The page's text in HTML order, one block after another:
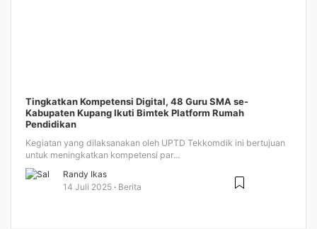
Tingkatkan Kompetensi Digital, 48 Guru SMA se-
Kabupaten Kupang Ikuti Bimtek Platform Rumah
Pendidikan
Kegiatan yang dilaksanakan oleh UPTD Tekkomdik ini bertujuan
untuk meningkatkan kompetensi par...
Randy Ikas
14 Juli 2025
Berita